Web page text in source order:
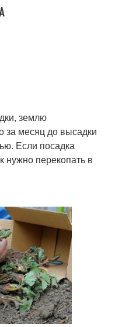
землю
за месяц до высадки
Если посадка
нужно перекопать в